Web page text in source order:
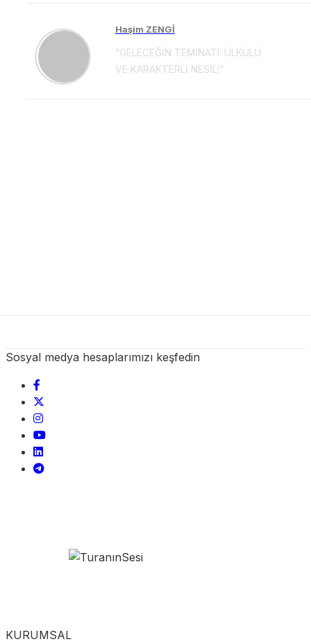
Haşim ZENGİ
“GELECEĞİN TEMİNATI: ÜLKÜLÜ
VE KARAKTERLİ NESİL!”
Sosyal medya hesaplarımızı keşfedin
KURUMSAL